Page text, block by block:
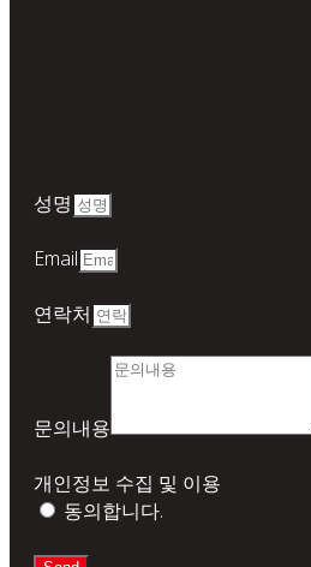
성명
Email
연락처
문의내용
개인정보 수집 및 이용
동의합니다.